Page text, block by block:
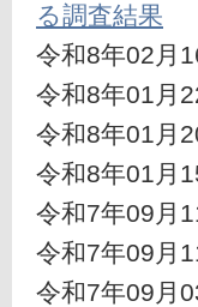
る調査結果
令和8年02月
令和8年01月
令和8年01月
令和8年01月
令和7年09月
令和7年09月
令和7年09月